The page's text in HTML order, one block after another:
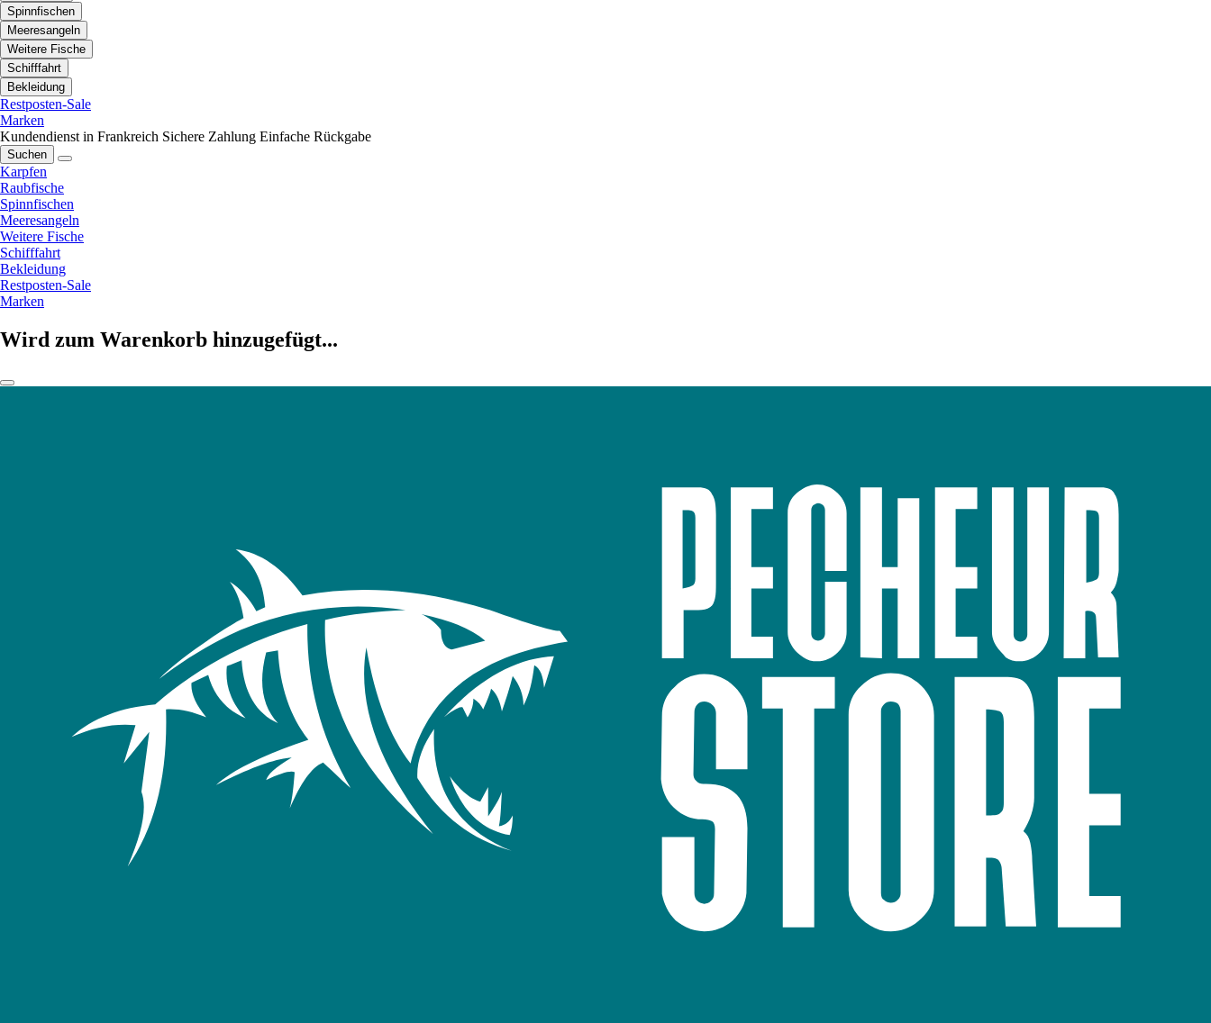
Spinnfischen
Meeresangeln
Weitere Fische
Schifffahrt
Bekleidung
Restposten-Sale
Marken
Kundendienst in Frankreich Sichere Zahlung Einfache Rückgabe
Suchen
Karpfen
Raubfische
Spinnfischen
Meeresangeln
Weitere Fische
Schifffahrt
Bekleidung
Restposten-Sale
Marken
Wird zum Warenkorb hinzugefügt...